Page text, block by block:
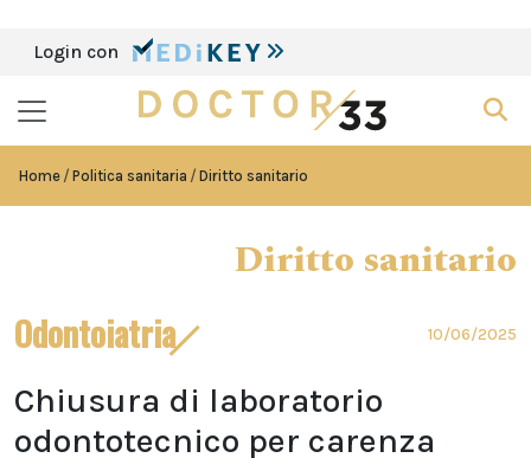
Login con
Home Politica sanitaria Diritto sanitario
Diritto sanitario
Odontoiatria 10/06/2025
Chiusura di laboratorio
odontotecnico per carenza